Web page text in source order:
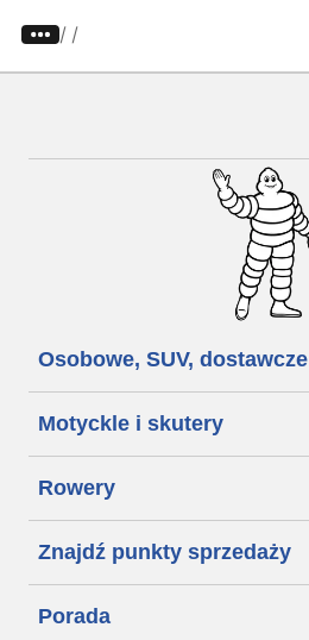
/
Osobowe, SUV, dostawcze
Motyckle i skutery
Rowery
Znajdź punkty sprzedaży
Porada